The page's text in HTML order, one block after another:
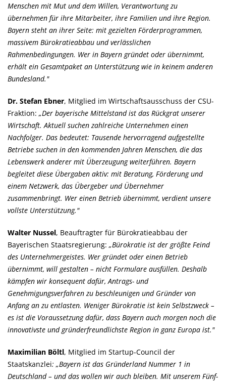
Menschen mit Mut und dem Willen, Verantwortung zu
übernehmen für ihre Mitarbeiter, ihre Familien und ihre Region.
Bayern steht an ihrer Seite: mit gezielten Förderprogrammen,
massivem Bürokratieabbau und verlässlichen
Rahmenbedingungen. Wer in Bayern gründet oder übernimmt,
erhält ein Gesamtpaket an Unterstützung wie in keinem anderen
Bundesland."
Dr. Stefan Ebner, Mitglied im Wirtschaftsausschuss der CSU-
Fraktion: Der bayerische Mittelstand ist das Rückgrat unserer
Wirtschaft. Aktuell suchen zahlreiche Unternehmen einen
Nachfolger. Das bedeutet: Tausende hervorragend aufgestellte
Betriebe suchen in den kommenden Jahren Menschen, die das
Lebenswerk anderer mit Überzeugung weiterführen. Bayern
begleitet diese Übergaben aktiv: mit Beratung, Förderung und
einem Netzwerk, das Übergeber und Übernehmer
zusammenbringt. Wer einen Betrieb übernimmt, verdient unsere
vollste Unterstützung."
Walter Nussel, Beauftragter für Bürokratieabbau der
Bayerischen Staatsregierung: Bürokratie ist der größte Feind
des Unternehmergeistes. Wer gründet oder einen Betrieb
übernimmt, will gestalten – nicht Formulare ausfüllen. Deshalb
kämpfen wir konsequent dafür, Antrags- und
Genehmigungsverfahren zu beschleunigen und Gründer von
Anfang an zu entlasten. Weniger Bürokratie ist kein Selbstzweck –
es ist die Voraussetzung dafür, dass Bayern auch morgen noch die
innovativste und gründerfreundlichste Region in ganz Europa ist."
Maximilian Böltl, Mitglied im Startup-Council der
Staatskanzlei: „Bayern ist das Gründerland Nummer 1 in
Deutschland – und das wollen wir auch bleiben. Mit unserem Fünf-